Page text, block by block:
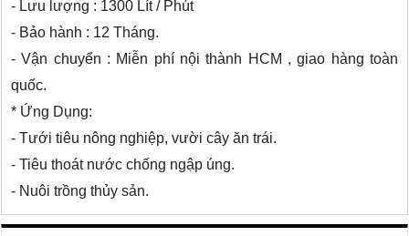
- Lưu lượng : 1300 Lít / Phút
- Bảo hành : 12 Tháng.
- Vận chuyển : Miễn phí nội thành HCM , giao hàng toàn
quốc.
* Ứng Dụng:
- Tưới tiêu nông nghiệp, vười cây ăn trái.
- Tiêu thoát nước chống ngập úng.
- Nuôi trồng thủy sản.